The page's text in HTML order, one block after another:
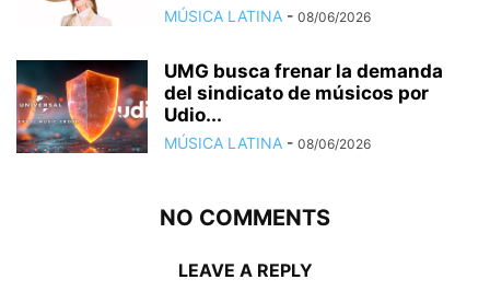
MÚSICA LATINA - 08/06/2026
UMG busca frenar la demanda
del sindicato de músicos por
Udio...
MÚSICA LATINA - 08/06/2026
NO COMMENTS
LEAVE A REPLY